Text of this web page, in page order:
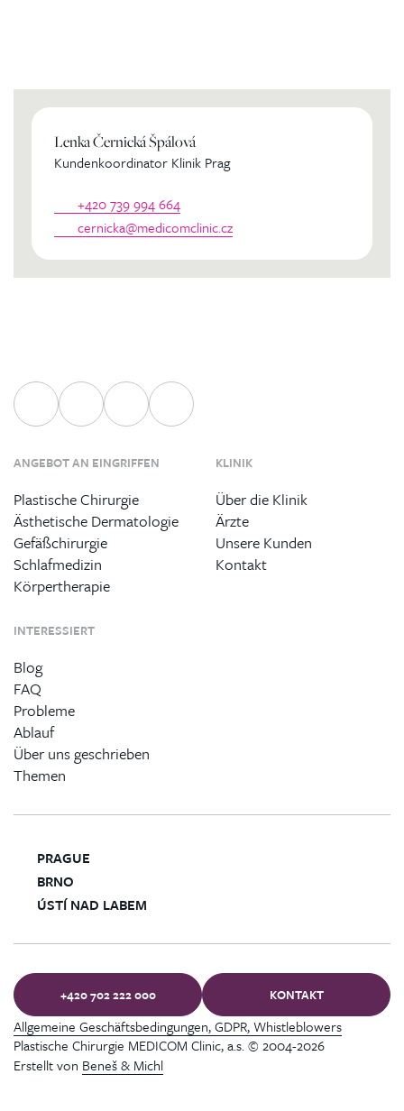
Lenka Černická Špálová
Kundenkoordinator Klinik Prag
+420 739 994 664
cernicka@medicomclinic.cz
ANGEBOT AN EINGRIFFEN
Plastische Chirurgie
Ästhetische Dermatologie
Gefäßchirurgie
Schlafmedizin
Körpertherapie
KLINIK
Über die Klinik
Ärzte
Unsere Kunden
Kontakt
INTERESSIERT
Blog
FAQ
Probleme
Ablauf
Über uns geschrieben
Themen
PRAGUE
BRNO
ÚSTÍ NAD LABEM
+420 702 222 000 KONTAKT
Plastische Chirurgie MEDICOM Clinic, a.s. © 2004-2026
Allgemeine Geschäftsbedingungen, GDPR, Whistleblowers
Erstellt von Beneš & Michl